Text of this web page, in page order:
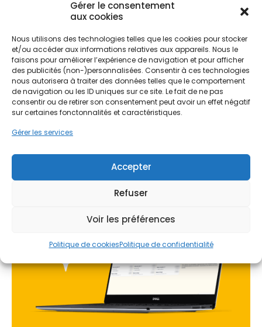
Gérer le consentement
aux cookies
Nous utilisons des technologies telles que les cookies pour stocker
et/ou accéder aux informations relatives aux appareils. Nous le
faisons pour améliorer l’expérience de navigation et pour afficher
des publicités (non-)personnalisées. Consentir à ces technologies
nous autorisera à traiter des données telles que le comportement
de navigation ou les ID uniques sur ce site. Le fait de ne pas
consentir ou de retirer son consentement peut avoir un effet négatif
sur certaines fonctonnalités et caractéristiques.
Gérer les services
Accepter
Refuser
Voir les préférences
Politique de cookiesPolitique de confidentialité
s'agisse d'une façade en tuffeau typique ou d'une
structure en schiste, permet de créer une barrière
dépasse la simple économie d'énergie ; il s'agit de
préserver le patrimoine architectural local tout en
modernisant les performances énergétiques des
logements.
Ne passez pas à côté de vos
aides !
Faites vite, les budgets
MaPrimeRénov' sont annuels et
limités. Les dossiers sont traités
par ordre d'arrivée.
pour maximiser vos aides !
Je prends rdv !